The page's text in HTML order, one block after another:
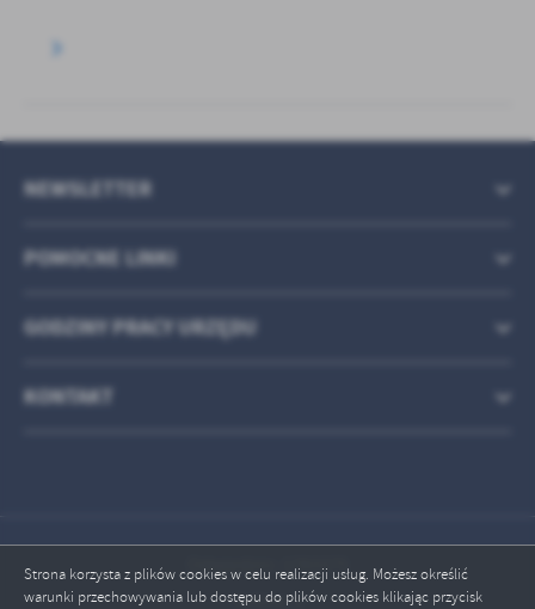
Strona korzysta z plików cookies w celu realizacji usług. Możesz określić
warunki przechowywania lub dostępu do plików cookies klikając przycisk
POMOCNE LINKI
NEWSLETTER
GODZINY PRACY URZĘDU
KONTAKT
Odwiedzin: 1783375
Online: 2